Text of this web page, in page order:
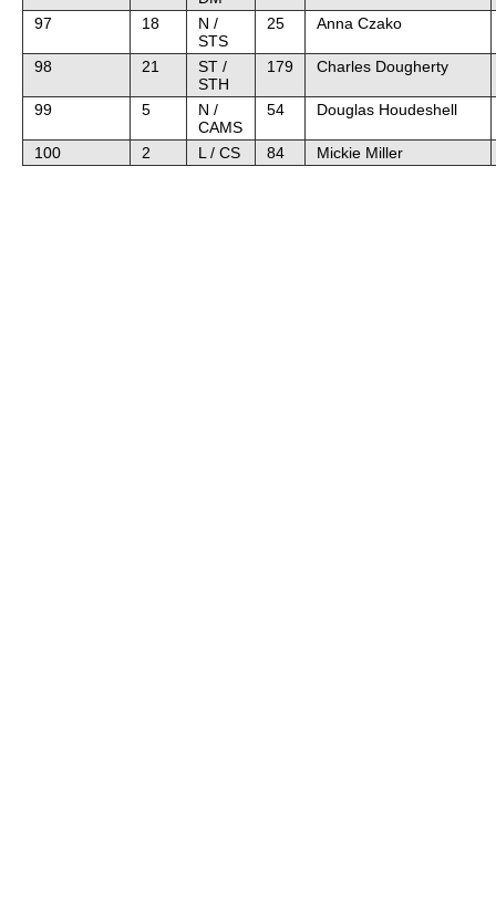
97 18
N /
STS
25 Anna Czako
98 21
ST /
STH
179 Charles Dougherty
99 5
N /
CAMS
54 Douglas Houdeshell
100 2 L / CS 84 Mickie Miller